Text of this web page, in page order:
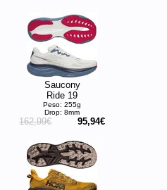
Saucony
Ride 19
Peso: 255g
Drop: 8mm
162,99€ 95,94€